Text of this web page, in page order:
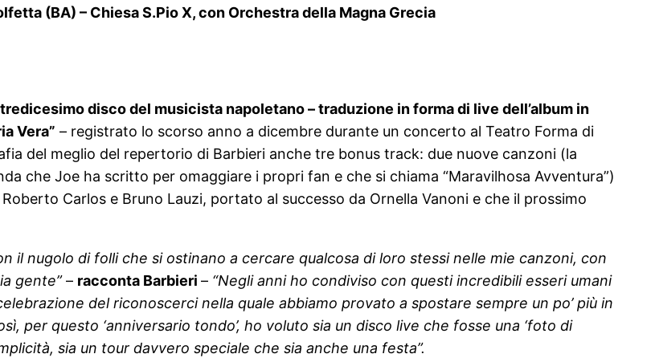
(BA) – Chiesa S.Pio X, con Orchestra della Magna Grecia
tredicesimo disco del musicista napoletano – traduzione in forma di live dell’album in
Vera” – registrato lo scorso anno a dicembre durante un concerto al Teatro Forma di
del meglio del repertorio di Barbieri anche tre bonus track: due nuove canzoni (la
che Joe ha scritto per omaggiare i propri fan e che si chiama “Maravilhosa Avventura”)
Carlos e Bruno Lauzi, portato al successo da Ornella Vanoni e che il prossimo
il nugolo di folli che si ostinano a cercare qualcosa di loro stessi nelle mie canzoni, con
gente”– racconta Barbieri – “Negli anni ho condiviso con questi incredibili esseri umani
del riconoscerci nella quale abbiamo provato a spostare sempre un po’ più in
per questo ‘anniversario tondo’, ho voluto sia un disco live che fosse una ‘foto di
sia un tour davvero speciale che sia anche una festa”.